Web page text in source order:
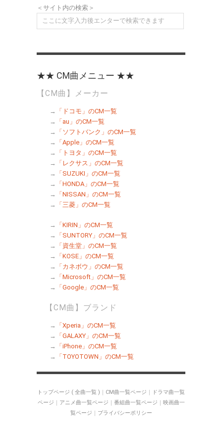
＜サイト内の検索＞
★★ CM曲メニュー ★★
【CM曲】メーカー
→
「ドコモ」のCM一覧
→
「au」のCM一覧
→
「ソフトバンク」のCM一覧
→
「Apple」のCM一覧
→
「トヨタ」のCM一覧
→
「レクサス」のCM一覧
→
「SUZUKI」のCM一覧
→
「HONDA」のCM一覧
→
「NISSAN」のCM一覧
→
「三菱」のCM一覧
→
「KIRIN」のCM一覧
→
「SUNTORY」のCM一覧
→
「資生堂」のCM一覧
→
「KOSE」のCM一覧
→
「カネボウ」のCM一覧
→
「Microsoft」のCM一覧
→
「Google」のCM一覧
【CM曲】ブランド
→
「Xperia」のCM一覧
→
「GALAXY」のCM一覧
→
「iPhone」のCM一覧
→
「TOYOTOWN」のCM一覧
トップページ ( 全曲一覧 ) ｜ CM曲一覧ページ ｜
ドラマ曲一覧
ページ ｜ アニメ曲一覧ページ ｜ 番組曲一覧ページ ｜ 映画曲一
覧ページ ｜ プライバシーポリシー